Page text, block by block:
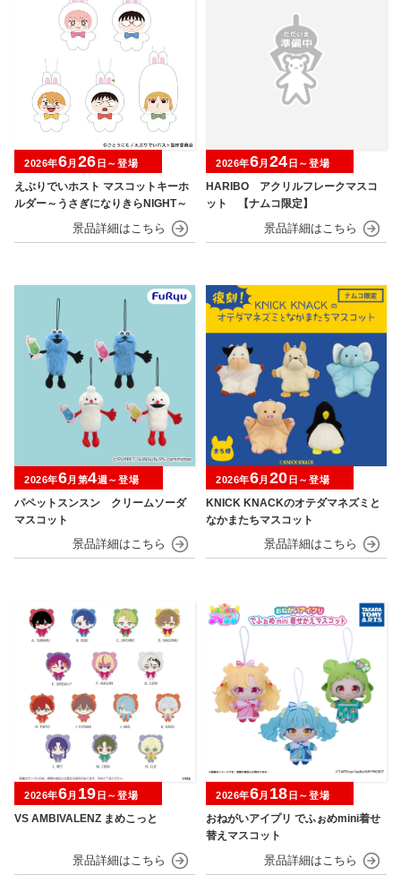
えぶりでいホスト マスコットキーホ
ルダー～うさぎになりきらNIGHT～
2026年6月 26 日～登場
HARIBO アクリルフレークマスコ
ット 【ナムコ限定】
2026年6月 24 日～登場
パペットスンスン クリームソーダ
マスコット
2026年6月第4週～登場
KNICK KNACKのオテダマネズミと
なかまたちマスコット
2026年6月 20 日～登場
VS AMBIVALENZ まめこっと
2026年6月 19 日～登場
おねがいアイプリ でふぉめmini着せ
替えマスコット
2026年6月 18 日～登場